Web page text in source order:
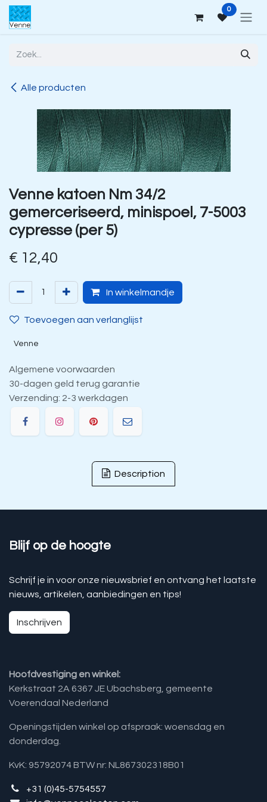
Overslaan naar inhoud 0
Alle producten
Venne katoen Nm 34/2
gemerceriseerd, minispoel, 7-5003
cypresse (per 5)
€ 12,40
In winkelmandje
Toevoegen aan verlanglijst
Venne
Algemene voorwaarden
30-dagen geld terug garantie
Verzending: 2-3 werkdagen
Description
Blijf op de hoogte
Schrijf je in voor onze nieuwsbrief en ontvang het laatste
nieuws, artikelen, aanbiedingen en tips!
Inschrijven
Hoofdvestiging en winkel:
Kerkstraat 2A 6367 JE Ubachsberg, gemeente
Voerendaal Nederland
Openingstijden winkel op afspraak: woensdag en
donderdag.
KvK: 95792074 BTW nr: NL867302318B01
+31 (0)45-5754557